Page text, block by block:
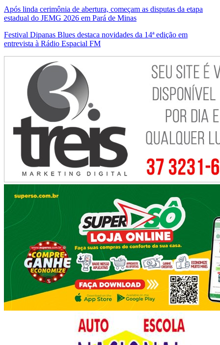
Após linda cerimônia de abertura, começam as disputas da etapa
estadual do JEMG 2026 em Pará de Minas
Festival Dipanas Blues destaca novidades da 14ª edição em
entrevista à Rádio Espacial FM